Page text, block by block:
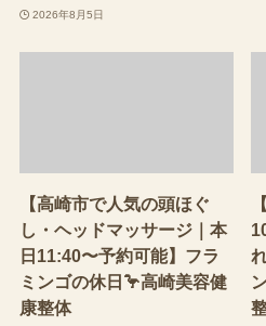
2026年8月5日
【高崎市で人気の頭ほぐ
し・ヘッドマッサージ｜本
日11:40〜予約可能】フラ
ミンゴの休日🦩高崎美容健
康整体